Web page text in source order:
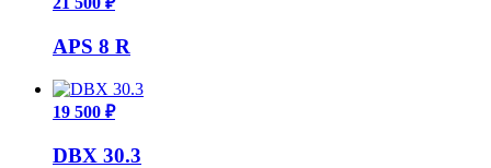
APS 8 R
19 500 ₽
DBX 30.3